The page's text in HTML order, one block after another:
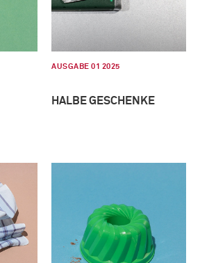
AUSGABE 01 2025
HALBE GESCHENKE